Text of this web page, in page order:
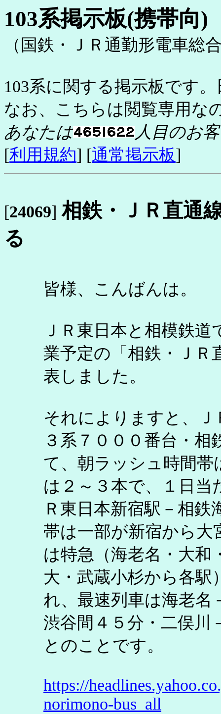
103系掲示板(携帯向)
（国鉄・ＪＲ通勤形電車総
103系に関する掲示板です
なお、こちらは閲覧専用な
あなたは
人目のお
[利用規約] [通常掲示板]
[24069] 相鉄・ＪＲ直通
る
皆様、こんばんは。
ＪＲ東日本と相模鉄
業予定の「相鉄・ＪＲ
表しました。
それによりますと、
３系７０００番台・
て、朝ラッシュ時間帯
は２～３本で、１日当
Ｒ東日本新宿駅－相
帯は一部が新宿から大
は特急（海老名・大和
大・武蔵小杉から各駅
れ、最速列車は海老名
渋谷間４５分・二俣川
とのことです。
https://
norimono-bus_all